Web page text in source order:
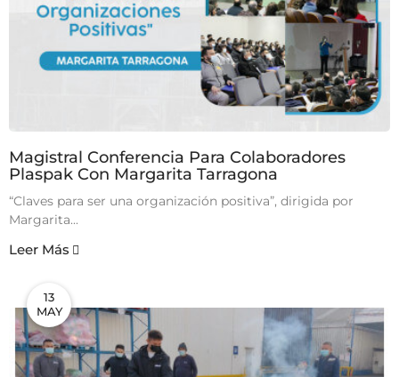
Magistral Conferencia Para Colaboradores
Plaspak Con Margarita Tarragona
“Claves para ser una organización positiva”, dirigida por
Margarita...
Leer Más
13
MAY